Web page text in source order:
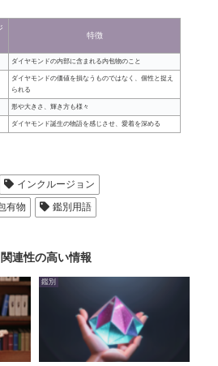
特徴
ダイヤモンドの内部に含まれる内包物のこと
ダイヤモンドの価値を損なうものではなく、個性と捉え
られる
形や大きさ、輝き方も様々
ダイヤモンド誕生の物語を感じさせ、愛着を深める
インクルージョン
有物 鑑別用語
関連性の高い情報
鑑別